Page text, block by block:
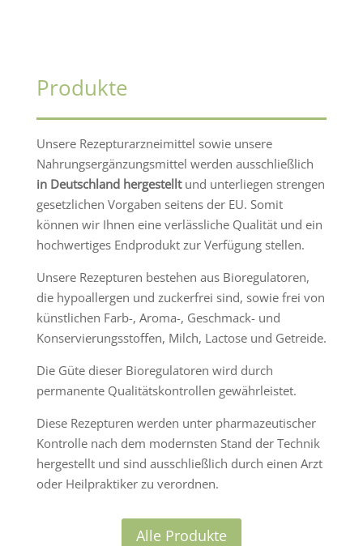
Produkte
Unsere Rezepturarzneimittel sowie unsere
Nahrungsergänzungsmittel werden ausschließlich
in Deutschland hergestelltund unterliegen strengen
gesetzlichen Vorgaben seitens der EU. Somit
können wir Ihnen eine verlässliche Qualität und ein
hochwertiges Endprodukt zur Verfügung stellen.
Unsere Rezepturen bestehen aus Bioregulatoren,
die hypoallergen und zuckerfrei sind, sowie frei von
künstlichen Farb-, Aroma-, Geschmack- und
Konservierungsstoffen, Milch, Lactose und Getreide.
Die Güte dieser Bioregulatoren wird durch
permanente Qualitätskontrollen gewährleistet.
Diese Rezepturen werden unter pharmazeutischer
Kontrolle nach dem modernsten Stand der Technik
hergestellt und sind ausschließlich durch einen Arzt
oder Heilpraktiker zu verordnen.
Alle Produkte